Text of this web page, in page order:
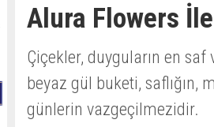
Alura Flowers
Çiçekler, duyguların en
beyaz gül buketi, saflığın,
günlerin vazgeçilmezidir.